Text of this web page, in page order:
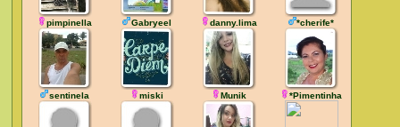
pimpinella Gabryeel danny.lima *cherife*
sentinela miski Munik *Pimentinha